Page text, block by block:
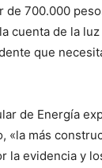
de 700.000
cuenta de la
que
de Energía
«la más
la evidencia y